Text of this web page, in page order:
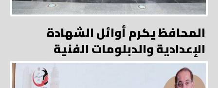
المحافظ يكرم أوائل الشهادة
الإعدادية والدبلومات الفنية